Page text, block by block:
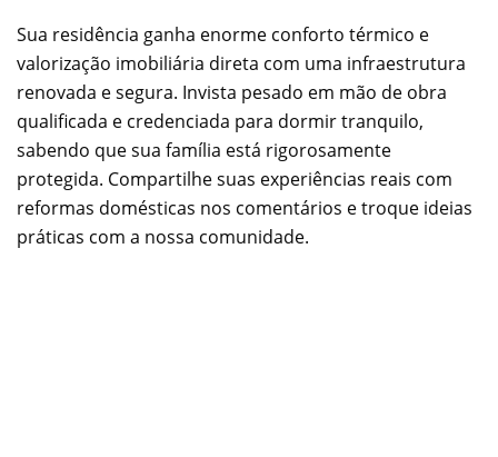
Sua residência ganha enorme conforto térmico e
valorização imobiliária direta com uma infraestrutura
renovada e segura. Invista pesado em mão de obra
qualificada e credenciada para dormir tranquilo,
sabendo que sua família está rigorosamente
protegida. Compartilhe suas experiências reais com
reformas domésticas nos comentários e troque ideias
práticas com a nossa comunidade.